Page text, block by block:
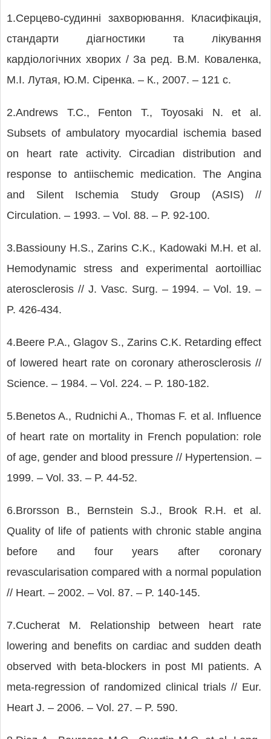
1.Серцево-судинні захворювання. Класифікація,
стандарти діагностики та лікування
кардіологічних хворих / За ред. В.М. Коваленка,
М.І. Лутая, Ю.М. Сіренка. – К., 2007. – 121 с.
2.Andrews T.C., Fenton T., Toyosaki N. et al.
Subsets of ambulatory myocardial ischemia based
on heart rate activity. Circadian distribution and
response to antiischemic medication. The Angina
and Silent Ischemia Study Group (ASIS) //
Circulation. – 1993. – Vol. 88. – P. 92-100.
3.Bassiouny H.S., Zarins C.K., Kadowaki M.H. et al.
Hemodynamic stress and experimental aortoilliac
aterosclerosis // J. Vasc. Surg. – 1994. – Vol. 19. –
P. 426-434.
4.Beere P.A., Glagov S., Zarins C.K. Retarding effect
of lowered heart rate on coronary atherosclerosis //
Science. – 1984. – Vol. 224. – P. 180-182.
5.Benetos A., Rudnichi A., Thomas F. et al. Influence
of heart rate on mortality in French population: role
of age, gender and blood pressure // Hypertension. –
1999. – Vol. 33. – P. 44-52.
6.Brorsson B., Bernstein S.J., Brook R.H. et al.
Quality of life of patients with chronic stable angina
before and four years after coronary
revascularisation compared with a normal population
// Heart. – 2002. – Vol. 87. – P. 140-145.
7.Cucherat M. Relationship between heart rate
lowering and benefits on cardiac and sudden death
observed with beta-blockers in post MI patients. A
meta-regression of randomized clinical trials // Eur.
Heart J. – 2006. – Vol. 27. – P. 590.